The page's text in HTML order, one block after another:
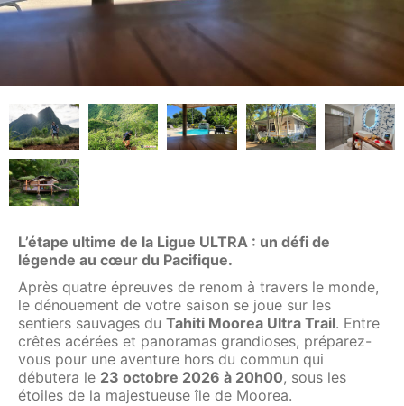
L’étape ultime de la Ligue ULTRA : un défi de
légende au cœur du Pacifique.
Après quatre épreuves de renom à travers le monde,
le dénouement de votre saison se joue sur les
sentiers sauvages du Tahiti Moorea Ultra Trail. Entre
crêtes acérées et panoramas grandioses, préparez-
vous pour une aventure hors du commun qui
débutera le 23 octobre 2026 à 20h00, sous les
étoiles de la majestueuse île de Moorea.